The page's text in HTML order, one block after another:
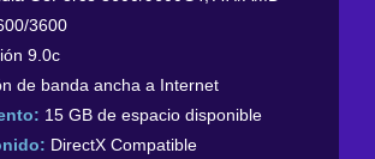
3600
9.0c
de banda ancha a Internet
15 GB de espacio disponible
DirectX Compatible